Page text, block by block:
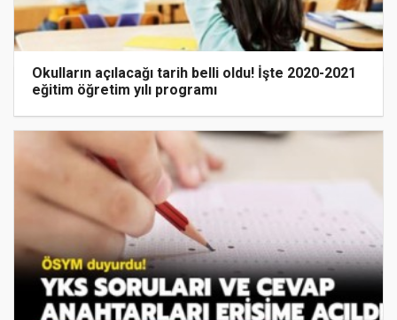
Okulların açılacağı tarih belli oldu! İşte 2020-2021
eğitim öğretim yılı programı